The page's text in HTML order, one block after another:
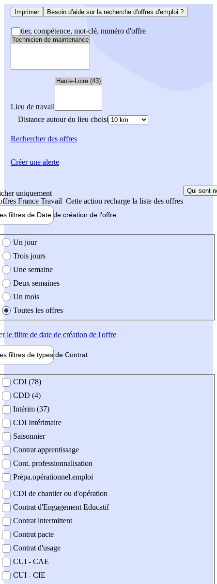
Imprimer Besoin d'aide sur la recherche d'offres d'emploi ?
Métier, compétence, mot-clé, numéro d'offre
Lieu de travail
Distance autour du lieu choisi
Rechercherdes offres
uniquement
France Travail Cette action recharge la liste des offres
Qui sont
filtres de Date de création de l'offre
création de l'offre
Un jour
Trois jours
Une semaine
Deux semaines
Un mois
Toutes les offres
le filtre de date de création de l'offre
filtres de types de Contrat
contrat
CDI (78)
CDD (4)
Intérim (37)
CDI Intérimaire
Saisonnier
Contrat apprentissage
Cont. professionnalisation
Prépa.opérationnel.emploi
CDI de chantier ou d'opération
Contrat d'Engagement Educatif
Contrat intermittent
Contrat pacte
Contrat d'usage
CUI - CAE
CUI - CIE
Créer une alerte